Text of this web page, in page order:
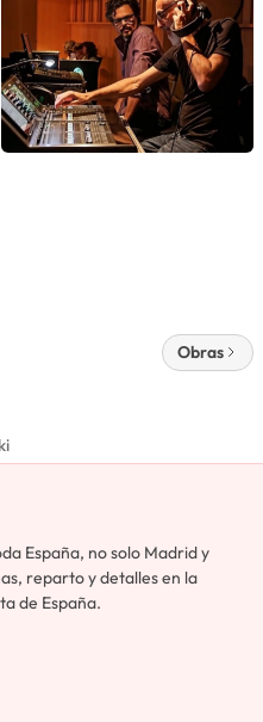
Obras
España, no solo Madrid y
reparto y detalles en la
de España.